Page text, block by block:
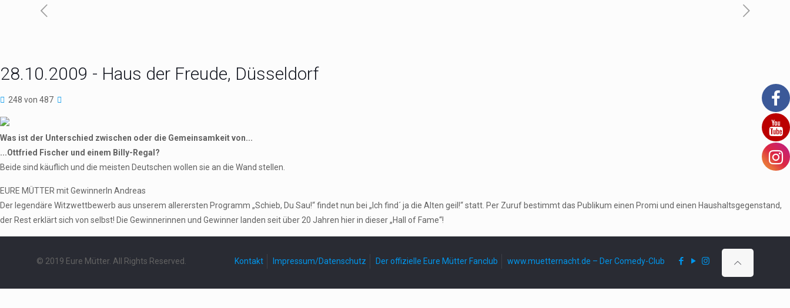
28.10.2009 - Haus der Freude, Düsseldorf
248 von 487
Was ist der Unterschied zwischen oder die Gemeinsamkeit von...
...Ottfried Fischer und einem Billy-Regal?
Beide sind käuflich und die meisten Deutschen wollen sie an die Wand stellen.
EURE MÜTTER mit GewinnerIn Andreas
Der legendäre Witzwettbewerb aus unserem allerersten Programm „Schieb, Du Sau!“ findet nun bei „Ich find´ ja die Alten geil!“ statt. Per Zuruf bestimmt das Publikum einen Promi und einen Haushaltsgegenstand,
der Rest erklärt sich von selbst! Die Gewinnerinnen und Gewinner landen seit über 20 Jahren hier in dieser „Hall of Fame“!
© 2019 Eure Mütter. All Rights Reserved. Kontakt Impressum/Datenschutz Der offizielle Eure Mütter Fanclub www.muetternacht.de – Der Comedy-Club